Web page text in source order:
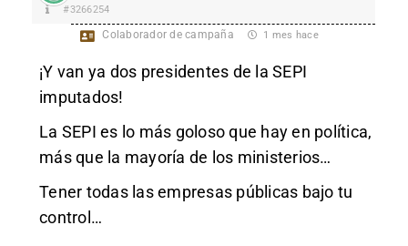
#3266254
Colaborador de campaña 1 mes hace
¡Y van ya dos presidentes de la SEPI
imputados!
La SEPI es lo más goloso que hay en política,
más que la mayoría de los ministerios…
Tener todas las empresas públicas bajo tu
control…